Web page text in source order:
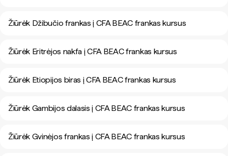
Žiūrėk Džibučio frankas į CFA BEAC frankas kursus
Žiūrėk Eritrėjos nakfa į CFA BEAC frankas kursus
Žiūrėk Etiopijos biras į CFA BEAC frankas kursus
Žiūrėk Gambijos dalasis į CFA BEAC frankas kursus
Žiūrėk Gvinėjos frankas į CFA BEAC frankas kursus